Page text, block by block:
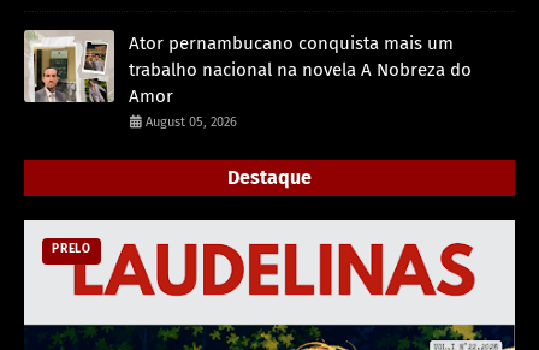
Ator pernambucano conquista mais um
trabalho nacional na novela A Nobreza do
Amor
August 05, 2026
Destaque
PRELO